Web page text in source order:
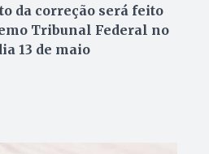
da correção será feito
Tribunal Federal no
13 de maio